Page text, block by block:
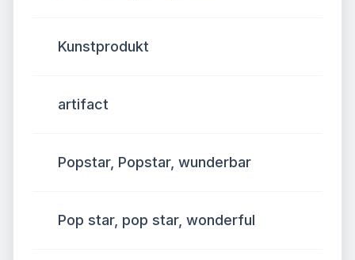
Kunstprodukt
artifact
Popstar, Popstar, wunderbar
Pop star, pop star, wonderful